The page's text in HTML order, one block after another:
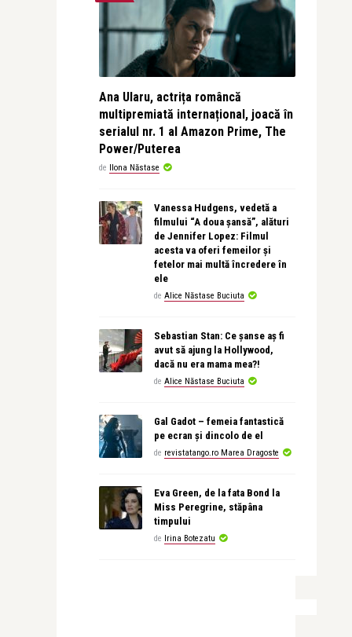
Ana Ularu, actrița româncă
multipremiată internațional, joacă în
serialul nr. 1 al Amazon Prime, The
Power/Puterea
de Ilona Năstase
Vanessa Hudgens, vedetă a
filmului “A doua șansă”, alături
de Jennifer Lopez: Filmul
acesta va oferi femeilor și
fetelor mai multă încredere în
ele
de Alice Năstase Buciuta
Sebastian Stan: Ce șanse aș fi
avut să ajung la Hollywood,
dacă nu era mama mea?!
de Alice Năstase Buciuta
Gal Gadot – femeia fantastică
pe ecran și dincolo de el
de revistatango.ro Marea Dragoste
Eva Green, de la fata Bond la
Miss Peregrine, stăpâna
timpului
de Irina Botezatu